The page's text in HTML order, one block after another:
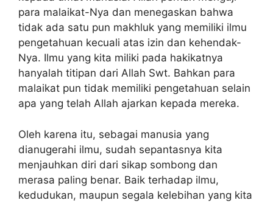
para malaikat-Nya dan menegaskan bahwa
tidak ada satu pun makhluk yang memiliki ilmu
pengetahuan kecuali atas izin dan kehendak-
Nya. Ilmu yang kita miliki pada hakikatnya
hanyalah titipan dari Allah Swt. Bahkan para
malaikat pun tidak memiliki pengetahuan selain
apa yang telah Allah ajarkan kepada mereka.
Oleh karena itu, sebagai manusia yang
dianugerahi ilmu, sudah sepantasnya kita
menjauhkan diri dari sikap sombong dan
merasa paling benar. Baik terhadap ilmu,
kedudukan, maupun segala kelebihan yang kita